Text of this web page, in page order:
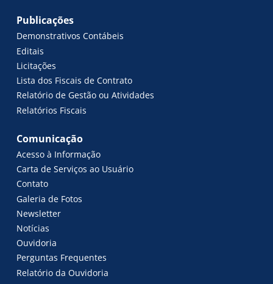
Publicações
Demonstrativos Contábeis
Editais
Licitações
Lista dos Fiscais de Contrato
Relatório de Gestão ou Atividades
Relatórios Fiscais
Comunicação
Acesso à Informação
Carta de Serviços ao Usuário
Contato
Galeria de Fotos
Newsletter
Notícias
Ouvidoria
Perguntas Frequentes
Relatório da Ouvidoria